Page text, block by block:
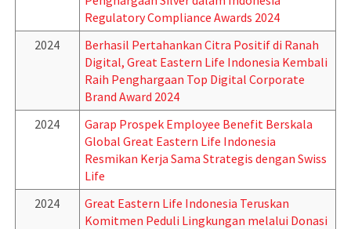
Regulatory Compliance Awards 2024
2024
Berhasil Pertahankan Citra Positif di Ranah
Digital, Great Eastern Life Indonesia Kembali
Raih Penghargaan Top Digital Corporate
Brand Award 2024
2024
Garap Prospek Employee Benefit Berskala
Global Great Eastern Life Indonesia
Resmikan Kerja Sama Strategis dengan Swiss
Life
2024
Great Eastern Life Indonesia Teruskan
Komitmen Peduli Lingkungan melalui Donasi